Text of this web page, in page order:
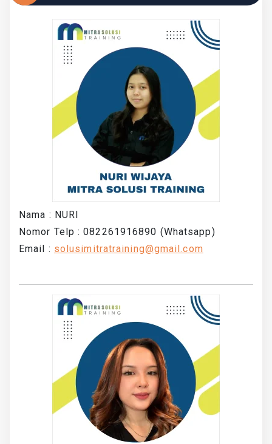
Nama : NURI
Nomor Telp : 082261916890 (Whatsapp)
Email : solusimitratraining@gmail.com